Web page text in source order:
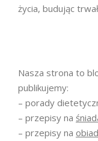
życia, budując
Nasza strona to
publikujemy:
– porady
– przepisy na
– przepisy na obiad